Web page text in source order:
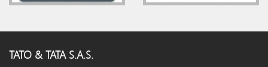
TATO & TATA S.A.S.